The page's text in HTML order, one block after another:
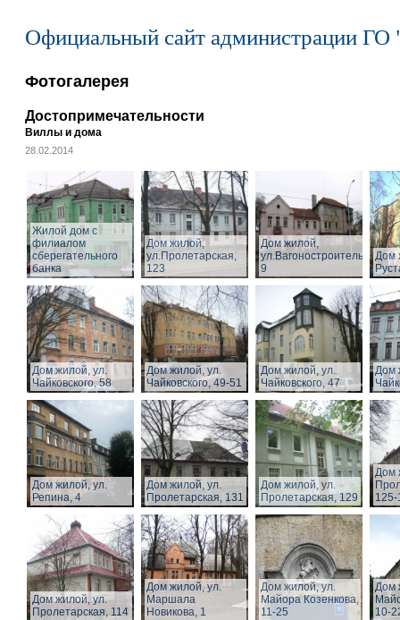
Официальный сайт администрации ГО
Фотогалерея
Достопримечательности
Виллы и дома
28.02.2014
Жилой дом с
филиалом
сберегательного
банка
Дом жилой,
ул.Пролетарская,
123
Дом жилой,
ул.Вагоностроительная,
9
Дом
Дом жилой, ул.
Чайковского, 58
Дом жилой, ул.
Чайковского, 49-51
Дом жилой, ул.
Чайковского, 47
Дом
Дом жилой, ул.
Репина, 4
Дом жилой, ул.
Пролетарская, 131
Дом жилой, ул.
Пролетарская, 129
Дом
125-
Дом жилой, ул.
Пролетарская, 114
Дом жилой, ул.
Маршала
Новикова, 1
Дом жилой, ул.
Майора Козенкова,
11-25
Дом
10-